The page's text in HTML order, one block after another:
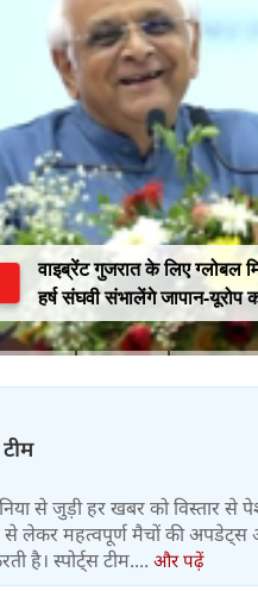
वाइब्रेंट गुजरात के लिए ग्लोबल
हर्ष संघवी संभालेंगे जापान-यूरोप
से जुड़ी हर खबर को विस्तार से
लेकर महत्वपूर्ण मैचों की
है। स्पोर्ट्स टीम.... और पढ़ें